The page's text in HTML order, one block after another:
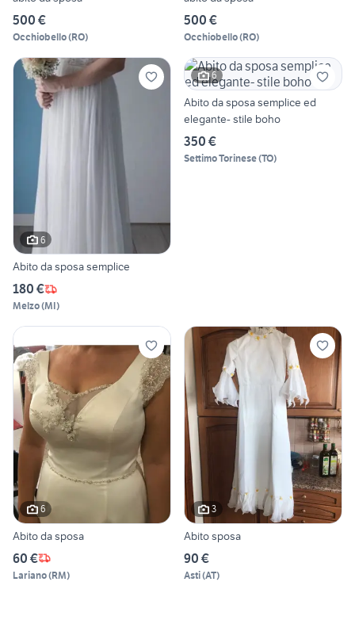
500 €
Occhiobello(RO)
500 €
Occhiobello(RO)
6
Abito da sposa semplice
180 €
Melzo(MI)
6
Abito da sposa semplice ed
elegante- stile boho
350 €
Settimo Torinese(TO)
6
Abito da sposa
60 €
Lariano(RM)
3
Abito sposa
90 €
Asti(AT)